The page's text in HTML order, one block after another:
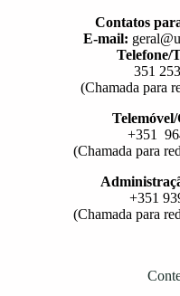
Contatos
E-mail:
Telefone/
351
(Chamada para
+351
(Chamada para
+351
(Chamada para